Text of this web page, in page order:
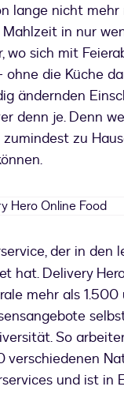
lange nicht
in nur
sich mit
die Küche
ändernden
denn je. Denn
zu
neuen Tab
Delivery
Food
geöffnetder in den
hat. Delivery
mehr als
So
verschiedenen
und ist in